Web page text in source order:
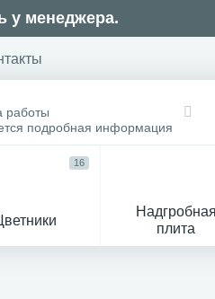
у менеджера.
работы
подробная информация
16
Надгробная
плита